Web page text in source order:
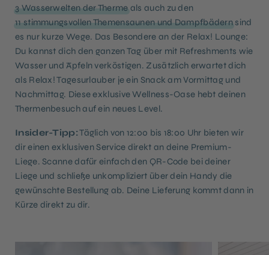
3 Wasserwelten der Therme als auch zu den
11 stimmungsvollen Themensaunen und Dampfbädern sind
es nur kurze Wege. Das Besondere an der Relax! Lounge:
Du kannst dich den ganzen Tag über mit Refreshments wie
Wasser und Äpfeln verköstigen. Zusätzlich erwartet dich
als Relax! Tagesurlauber je ein Snack am Vormittag und
Nachmittag. Diese exklusive Wellness-Oase hebt deinen
Thermenbesuch auf ein neues Level.
Insider-Tipp:Täglich von 12:00 bis 18:00 Uhr bieten wir
dir einen exklusiven Service direkt an deine Premium-
Liege. Scanne dafür einfach den QR-Code bei deiner
Liege und schließe unkompliziert über dein Handy die
gewünschte Bestellung ab. Deine Lieferung kommt dann in
Kürze direkt zu dir.